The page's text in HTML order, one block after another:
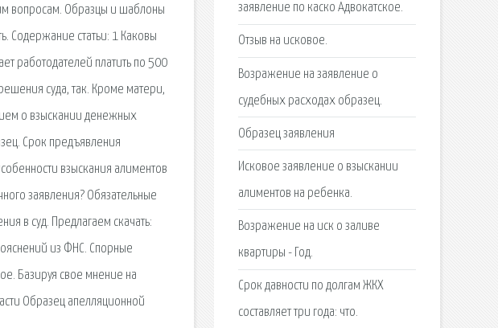
вопросам. Образцы и шаблоны
Содержание статьи: 1 Каковы
работодателей платить по 500
суда, так. Кроме матери,
о взыскании денежных
Срок предъявления
взыскания алиментов
заявления? Обязательные
в суд. Предлагаем скачать:
из ФНС. Спорные
Базируя свое мнение на
Образец апелляционной
заявление по каско Адвокатское.
Отзыв на исковое.
Возражение на заявление о
судебных расходах образец.
Образец заявления
Исковое заявление о взыскании
алиментов на ребенка.
Возражение на иск о заливе
квартиры - Год.
Срок давности по долгам ЖКХ
составляет три года: что.